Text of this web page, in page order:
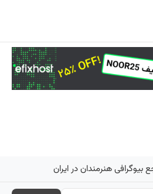
بیوگرافی هنرمندان در ایران